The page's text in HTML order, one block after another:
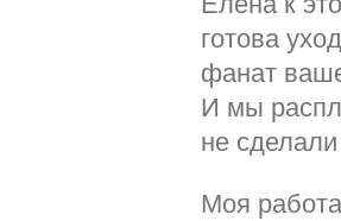
готова
фанат
И мы
не
Моя